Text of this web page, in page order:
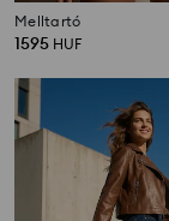
Melltartó
1595 HUF